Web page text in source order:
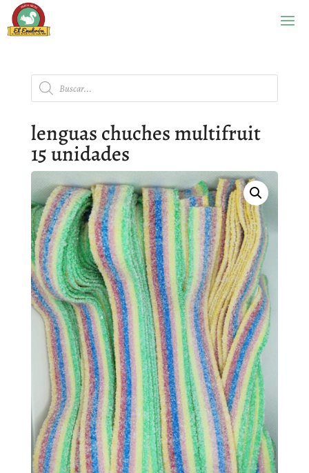
Búsqueda
de
productos
lenguas chuches multifruit
15 unidades